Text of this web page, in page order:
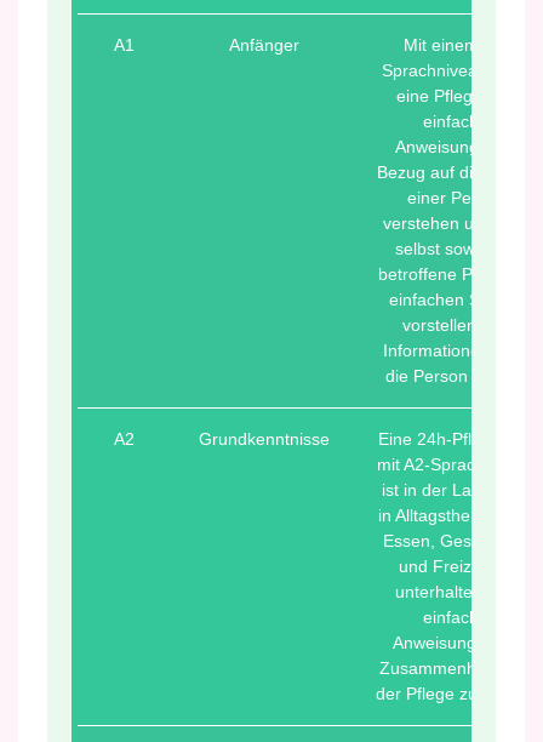
A1 Anfänger
Mit einem A1-
Sprachniveau kann
eine Pflegekraft
einfache
Anweisungen in
Bezug auf die Pflege
einer Person
verstehen und sich
selbst sowie die
betroffene Person in
einfachen Sätzen
vorstellen und
Informationen über
die Person geben.
A2 Grundkenntnisse
Eine 24h-Pflegekraft
mit A2-Sprachniveau
ist in der Lage, sich
in Alltagsthemen wie
Essen, Gesundheit
und Freizeit zu
unterhalten und
einfache
Anweisungen im
Zusammenhang mit
der Pflege zu geben.